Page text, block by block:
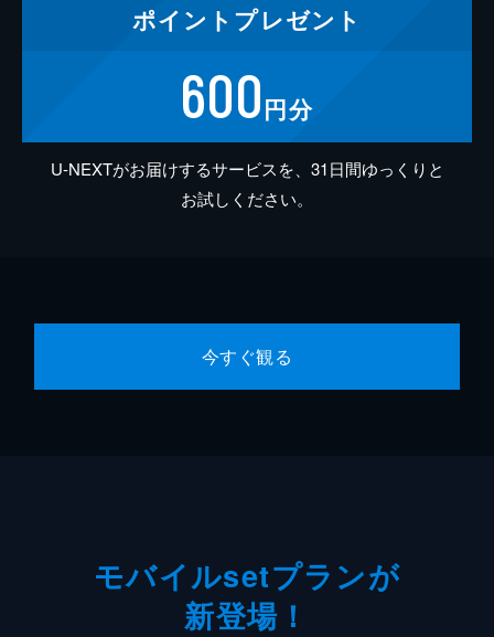
ポイント プレゼント
600円分
U-NEXTがお届けするサービスを、31日間ゆっくりと
お試しください。
今すぐ観る
モバイルsetプランが
新登場！